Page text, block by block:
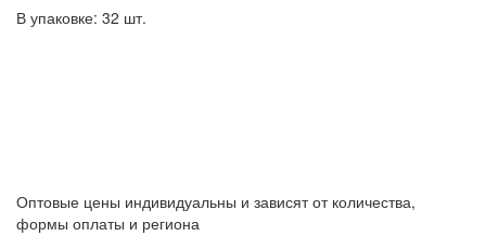
В упаковке: 32 шт.
Оптовые цены индивидуальны и зависят от количества,
формы оплаты и региона